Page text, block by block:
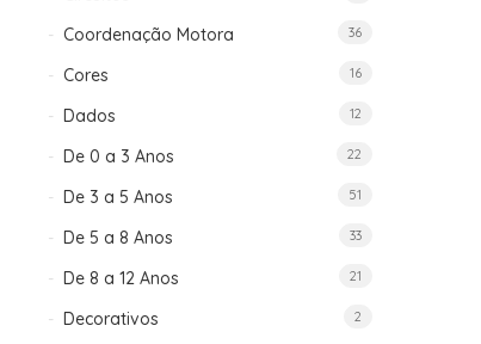
Coordenação Motora 36
Cores 16
Dados 12
De 0 a 3 Anos 22
De 3 a 5 Anos 51
De 5 a 8 Anos 33
De 8 a 12 Anos 21
Decorativos 2